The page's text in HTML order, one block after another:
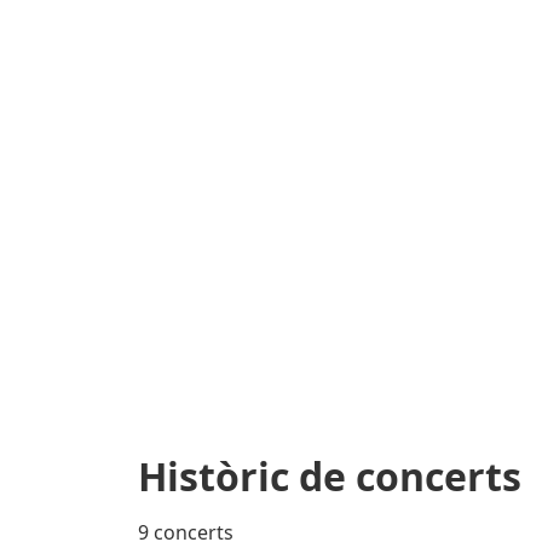
Històric de concerts
9 concerts